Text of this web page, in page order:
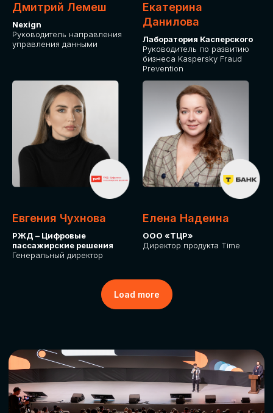
Дмитрий Лемеш
Nexign
Руководитель направления
управления данными
Екатерина
Данилова
Лаборатория Касперского
Руководитель по развитию
бизнеса Kaspersky Fraud
Prevention
Евгения Чухнова
РЖД – Цифровые
пассажирские решения
Генеральный директор
Елена Надеина
ООО «ТЦР»
Директор продукта Time
Load more
Оплата через сервис Timepad
ПРИОБРЕСТИ БИЛЕТ